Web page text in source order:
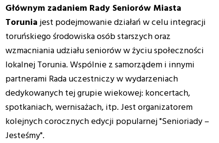
Głównym zadaniem Rady Seniorów Miasta
Toruniajest podejmowanie działań w celu integracji
toruńskiego środowiska osób starszych oraz
wzmacniania udziału seniorów w życiu społeczności
lokalnej Torunia. Wspólnie z samorządem i innymi
partnerami Rada uczestniczy w wydarzeniach
dedykowanych tej grupie wiekowej: koncertach,
spotkaniach, wernisażach, itp. Jest organizatorem
kolejnych corocznych edycji popularnej "Senioriady –
Jesteśmy".